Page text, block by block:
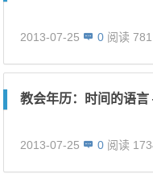
2013-07-25 0 阅读 781
教会年历：时间的语
2013-07-25 0 阅读